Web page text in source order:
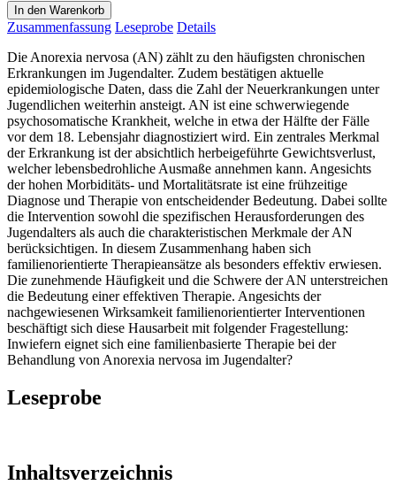
In den Warenkorb
Zusammenfassung Leseprobe Details
Die Anorexia nervosa (AN) zählt zu den häufigsten chronischen
Erkrankungen im Jugendalter. Zudem bestätigen aktuelle
epidemiologische Daten, dass die Zahl der Neuerkrankungen unter
Jugendlichen weiterhin ansteigt. AN ist eine schwerwiegende
psychosomatische Krankheit, welche in etwa der Hälfte der Fälle
vor dem 18. Lebensjahr diagnostiziert wird. Ein zentrales Merkmal
der Erkrankung ist der absichtlich herbeigeführte Gewichtsverlust,
welcher lebensbedrohliche Ausmaße annehmen kann. Angesichts
der hohen Morbiditäts- und Mortalitätsrate ist eine frühzeitige
Diagnose und Therapie von entscheidender Bedeutung. Dabei sollte
die Intervention sowohl die spezifischen Herausforderungen des
Jugendalters als auch die charakteristischen Merkmale der AN
berücksichtigen. In diesem Zusammenhang haben sich
familienorientierte Therapieansätze als besonders effektiv erwiesen.
Die zunehmende Häufigkeit und die Schwere der AN unterstreichen
die Bedeutung einer effektiven Therapie. Angesichts der
nachgewiesenen Wirksamkeit familienorientierter Interventionen
beschäftigt sich diese Hausarbeit mit folgender Fragestellung:
Inwiefern eignet sich eine familienbasierte Therapie bei der
Behandlung von Anorexia nervosa im Jugendalter?
Leseprobe
Inhaltsverzeichnis